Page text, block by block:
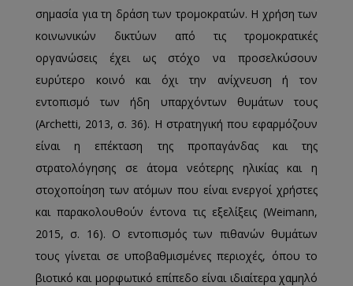
σημασία για τη δράση των τρομοκρατών. Η χρήση των
κοινωνικών δικτύων από τις τρομοκρατικές
οργανώσεις έχει ως στόχο να προσελκύσουν
ευρύτερο κοινό και όχι την ανίχνευση ή τον
εντοπισμό των ήδη υπαρχόντων θυμάτων τους
(Archetti, 2013, σ. 36). Η στρατηγική που εφαρμόζουν
είναι η επέκταση της προπαγάνδας και της
στρατολόγησης σε άτομα νεότερης ηλικίας και η
στοχοποίηση των ατόμων που είναι ενεργοί χρήστες
και παρακολουθούν έντονα τις εξελίξεις (Weimann,
2015, σ. 16). Ο εντοπισμός των πιθανών θυμάτων
τους γίνεται σε υποβαθμισμένες περιοχές, όπου το
βιοτικό και μορφωτικό επίπεδο είναι ιδιαίτερα χαμηλό